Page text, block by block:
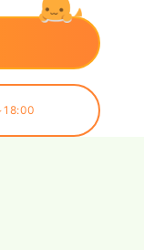
18:00